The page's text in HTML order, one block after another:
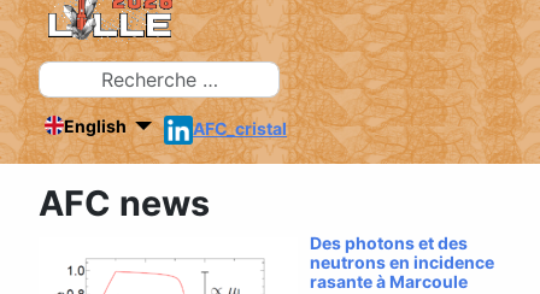
Rechercher
English AFC_cristal
AFC news
Des photons et des
neutrons en incidence
rasante à Marcoule